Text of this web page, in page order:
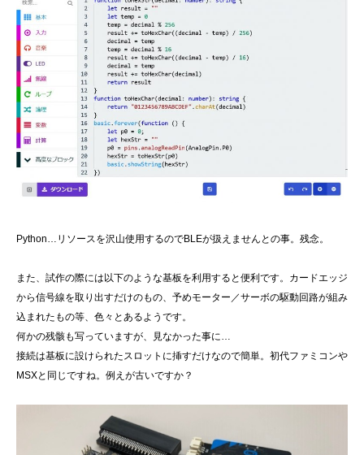
Python…リソースを沢山使用するのでBLEが扱えませんとの事。残念。
また、試作の際には以下のような基板を利用すると便利です。カードエッジ
から信号線を取り出すだけのもの、予めモーター／サーボの駆動回路が組み
込まれたもの等、色々とあるようです。
何かの残骸も写っていますが、見なかった事に…
接続は基板に設けられたスロットに挿すだけなので簡単。初代ファミコンや
MSXと同じですね。例えが古いですか？